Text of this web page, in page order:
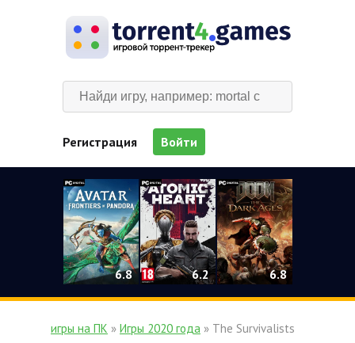
Регистрация Войти
6.8 6.2 6.8
игры на ПК » Игры 2020 года » The Survivalists